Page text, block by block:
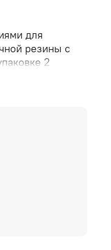
для
резины с
2